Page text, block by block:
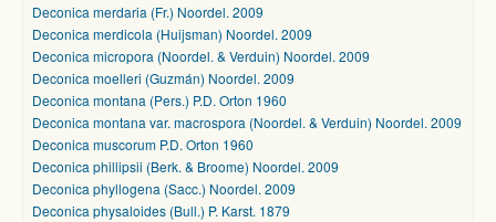
Deconica merdaria (Fr.) Noordel. 2009
Deconica merdicola (Huijsman) Noordel. 2009
Deconica micropora (Noordel. & Verduin) Noordel. 2009
Deconica moelleri (Guzmán) Noordel. 2009
Deconica montana (Pers.) P.D. Orton 1960
Deconica montana var. macrospora (Noordel. & Verduin) Noordel. 2009
Deconica muscorum P.D. Orton 1960
Deconica phillipsii (Berk. & Broome) Noordel. 2009
Deconica phyllogena (Sacc.) Noordel. 2009
Deconica physaloides (Bull.) P. Karst. 1879